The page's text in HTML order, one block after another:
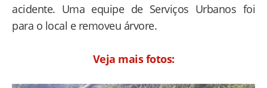
acidente. Uma equipe de Serviços Urbanos foi
para o local e removeu árvore.
Veja mais fotos: